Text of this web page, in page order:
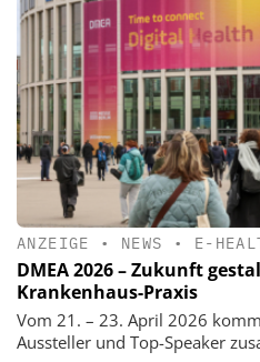
ANZEIGE • NEWS • E-
DMEA 2026 – Zukunft
Krankenhaus-Praxis
Vom 21. – 23. April 2026
Aussteller und Top-Speaker